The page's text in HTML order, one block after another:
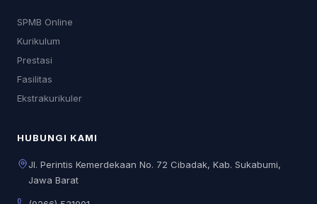
SPMB Online
Kurikulum
Prestasi
Fasilitas
Ekstrakurikuler
HUBUNGI KAMI
Jl. Perintis Kemerdekaan No. 72 Cibadak, Kab. Sukabumi,
Jawa Barat